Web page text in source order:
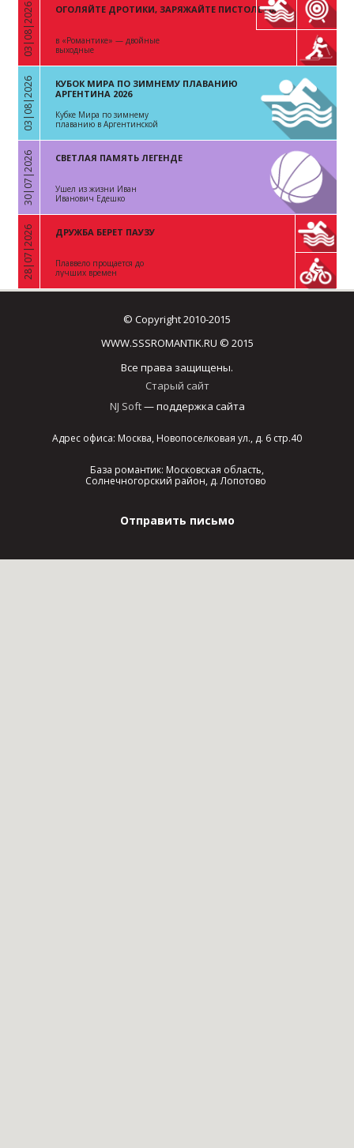
«
03|08|2026 ОГОЛЯЙТЕ ДРОТИКИ, ЗАРЯЖАЙТЕ ПИСТОЛЕТЫ
в «Романтике» — двойные
выходные
«
03|08|2026
КУБОК МИРА ПО ЗИМНЕМУ ПЛАВАНИЮ
АРГЕНТИНА 2026
Кубке Мира по зимнему
плаванию в Аргентинской
«
30|07|2026 СВЕТЛАЯ ПАМЯТЬ ЛЕГЕНДЕ
Ушел из жизни Иван
Иванович Едешко
«
28|07|2026 ДРУЖБА БЕРЕТ ПАУЗУ
Плаввело прощается до
лучших времен
© Copyright 2010-2015
WWW.SSSROMANTIK.RU © 2015
Все права защищены.
Старый сайт
NJ Soft— поддержка сайта
Адрес офиса: Москва, Новопоселковая ул., д. 6 стр.40
База романтик: Московская область,
Солнечногорский район, д. Лопотово
Отправить письмо